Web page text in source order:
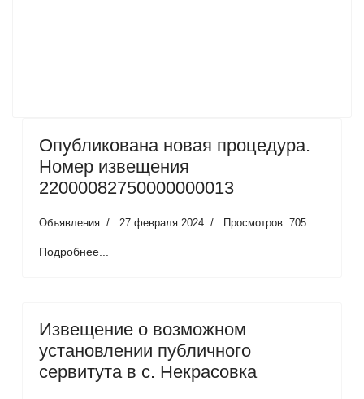
Опубликована новая процедура.
Номер извещения
22000082750000000013
Объявления 27 февраля 2024 Просмотров: 705
Подробнее...
Извещение о возможном
установлении публичного
сервитута в с. Некрасовка